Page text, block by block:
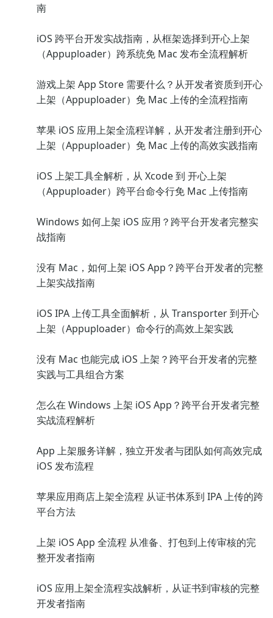
南
iOS 跨平台开发实战指南，从框架选择到开心上架
（Appuploader）跨系统免 Mac 发布全流程解析
游戏上架 App Store 需要什么？从开发者资质到开心
上架（Appuploader）免 Mac 上传的全流程指南
苹果 iOS 应用上架全流程详解，从开发者注册到开心
上架（Appuploader）免 Mac 上传的高效实践指南
iOS 上架工具全解析，从 Xcode 到 开心上架
（Appuploader）跨平台命令行免 Mac 上传指南
Windows 如何上架 iOS 应用？跨平台开发者完整实
战指南
没有 Mac，如何上架 iOS App？跨平台开发者的完整
上架实战指南
iOS IPA 上传工具全面解析，从 Transporter 到开心
上架（Appuploader）命令行的高效上架实践
没有 Mac 也能完成 iOS 上架？跨平台开发者的完整
实践与工具组合方案
怎么在 Windows 上架 iOS App？跨平台开发者完整
实战流程解析
App 上架服务详解，独立开发者与团队如何高效完成
iOS 发布流程
苹果应用商店上架全流程 从证书体系到 IPA 上传的跨
平台方法
上架 iOS App 全流程 从准备、打包到上传审核的完
整开发者指南
iOS 应用上架全流程实战解析，从证书到审核的完整
开发者指南